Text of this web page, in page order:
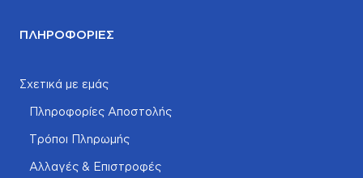
ΠΛΗΡΟΦΟΡΊΕΣ
Σχετικά με εμάς
Πληροφορίες Αποστολής
Τρόποι Πληρωμής
Αλλαγές & Επιστροφές